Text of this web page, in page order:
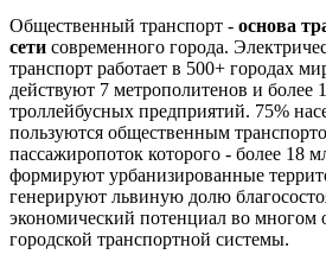
Общественный транспорт - основа
сети современного города.
транспорт работает в 500+ городах
действуют 7 метрополитенов и более
троллейбусных предприятий. 75%
пользуются общественным
пассажиропоток которого - более 18
формируют урбанизированные
генерируют львиную долю
экономический потенциал во многом
городской транспортной системы.